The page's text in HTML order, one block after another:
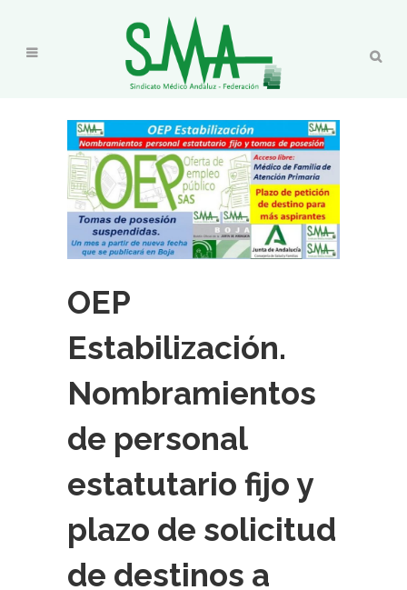
OEP
Estabilización.
Nombramientos
de personal
estatutario fijo y
plazo de solicitud
de destinos a